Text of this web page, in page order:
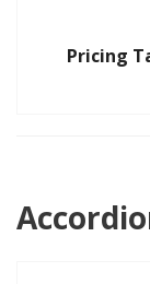
Pricing